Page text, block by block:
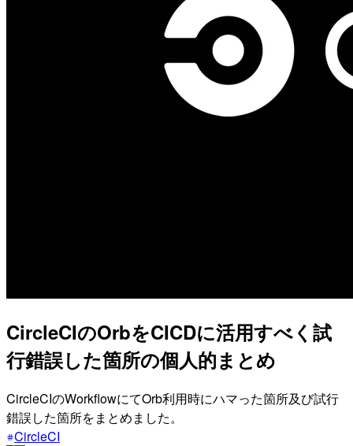
CircleCIのOrbをCICDに活用すべく試
行錯誤した箇所の個人的まとめ
CircleCIのWorkflowにてOrb利用時にハマった箇所及び試行
錯誤した箇所をまとめました。
CircleCI